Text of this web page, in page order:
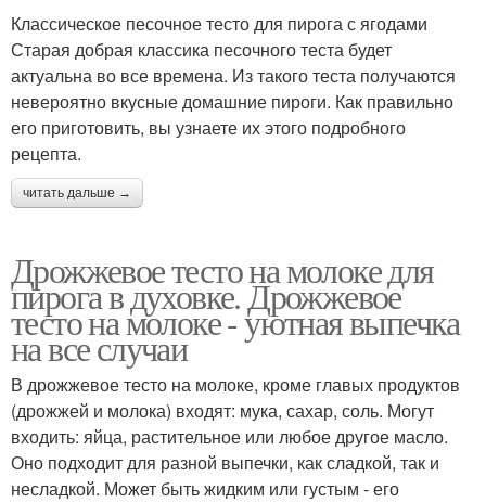
Классическое песочное тесто для пирога с ягодами
Старая добрая классика песочного теста будет
актуальна во все времена. Из такого теста получаются
невероятно вкусные домашние пироги. Как правильно
его приготовить, вы узнаете их этого подробного
рецепта.
читать дальше →
Дрожжевое тесто на молоке для
пирога в духовке. Дрожжевое
тесто на молоке - уютная выпечка
на все случаи
В дрожжевое тесто на молоке, кроме главых продуктов
(дрожжей и молока) входят: мука, сахар, соль. Могут
входить: яйца, растительное или любое другое масло.
Оно подходит для разной выпечки, как сладкой, так и
несладкой. Может быть жидким или густым - его